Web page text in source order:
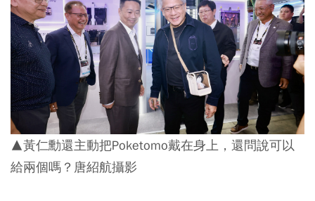
▲黃仁勳還主動把Poketomo戴在身上，還問說可以
給兩個嗎？唐紹航攝影